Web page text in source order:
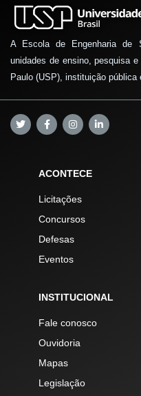
A Escola de Engenharia de
unidades de ensino, pesquisa
Paulo (USP), instituição pública
ACONTECE
Licitações
Concursos
Defesas
Eventos
INSTITUCIONAL
Fale conosco
Ouvidoria
Mapas
Legislação